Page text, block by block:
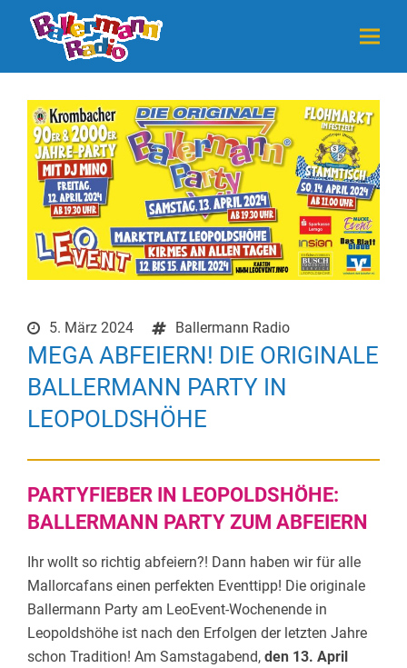
5. März 2024 Ballermann Radio
MEGA ABFEIERN! DIE ORIGINALE
BALLERMANN PARTY IN
LEOPOLDSHÖHE
PARTYFIEBER IN LEOPOLDSHÖHE:
BALLERMANN PARTY ZUM ABFEIERN
Ihr wollt so richtig abfeiern?! Dann haben wir für alle
Mallorcafans einen perfekten Eventtipp! Die originale
Ballermann Party am LeoEvent-Wochenende in
Leopoldshöhe ist nach den Erfolgen der letzten Jahre
schon Tradition! Am Samstagabend, den 13. April